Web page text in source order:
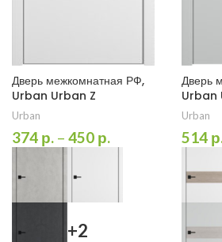
Дверь межкомнатная РФ,
Urban Urban Z
Urban
374 р. – 450 р.
+2
Дверь
Urban
Urban
514